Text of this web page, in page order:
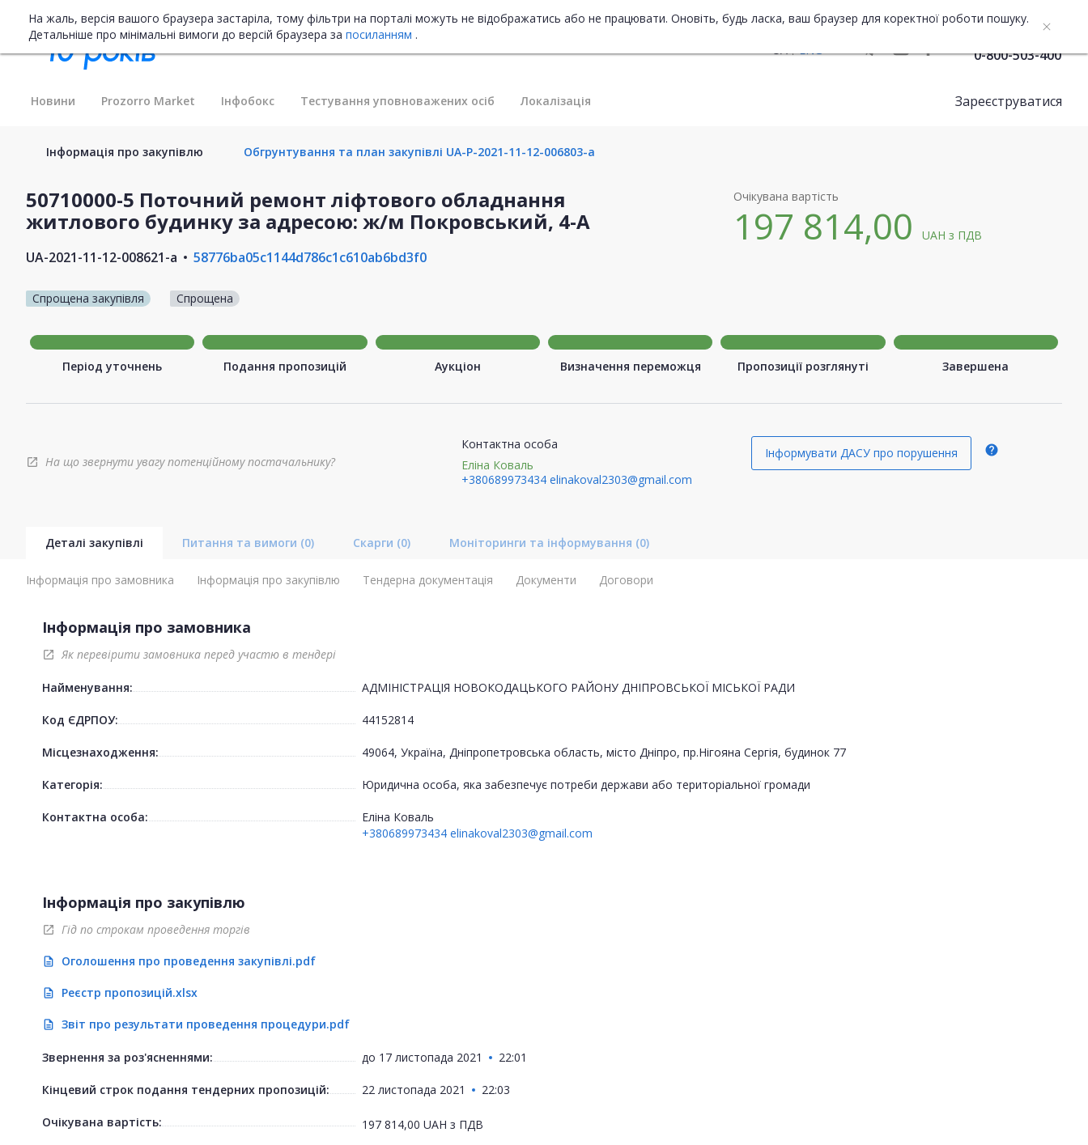
На жаль, версія вашого браузера застаріла, тому фільтри на порталі можуть не відображатись або не працювати. Оновіть, будь ласка, ваш браузер для коректної роботи пошуку.
Детальніше про мінімальні вимоги до версій браузера за посиланням .
UA
ENG 0-800-503-400
Новини Prozorro Market Інфобокс Тестування уповноважених осіб Локалізація Зареєструватися
Інформація про закупівлю Обгрунтування та план закупівлі UA-P-2021-11-12-006803-a
50710000-5 Поточний ремонт ліфтового обладнання
житлового будинку за адресою: ж/м Покровський, 4-А
UA-2021-11-12-008621-a 58776ba05c1144d786c1c610ab6bd3f0
Спрощена закупівля Спрощена
Очікувана вартість
197 814,00UAHз ПДВ
Період уточнень Подання пропозицій Аукціон Визначення переможця Пропозиції розглянуті Завершена
open_in_new На що звернути увагу потенційному постачальнику?
Контактна особа
Еліна Коваль
+380689973434 elinakoval2303@gmail.com
Інформувати ДАСУ про порушення help
Деталі закупівлі Питання та вимоги (0) Скарги (0) Моніторинги та інформування (0)
Інформація про замовника Інформація про закупівлю Тендерна документація Документи Договори
Інформація про замовника
open_in_new Як перевірити замовника перед участю в тендері
Найменування: АДМІНІСТРАЦІЯ НОВОКОДАЦЬКОГО РАЙОНУ ДНІПРОВСЬКОЇ МІСЬКОЇ РАДИ
Код ЄДРПОУ: 44152814
Місцезнаходження: 49064, Україна, Дніпропетровська область, місто Дніпро, пр.Нігояна Сергія, будинок 77
Категорія: Юридична особа, яка забезпечує потреби держави або територіальної громади
Контактна особа:
Еліна Коваль
+380689973434 elinakoval2303@gmail.com
Інформація про закупівлю
open_in_new Гід по строкам проведення торгів
description Оголошення про проведення закупівлі.pdf
description Реєстр пропозицій.xlsx
description Звіт про результати проведення процедури.pdf
Звернення за роз'ясненнями: до 17 листопада 2021 22:01
Кінцевий строк подання тендерних пропозицій: 22 листопада 2021 22:03
Очікувана вартість: 197 814,00 UAH з ПДВ